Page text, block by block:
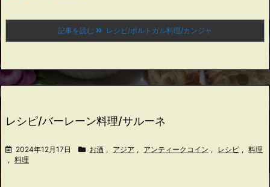
記事を読む レシピ/ポルトガル料理/カンジャ
レシピ/バーレーン料理/サルーネ
2024年12月17日 お酒 , アジア , アンティークコイン , レシピ , 料理
, 料理